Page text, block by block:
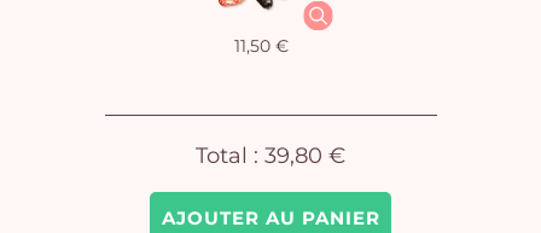
AJOUTER AU PANIER
11,50 €
Total : 39,80 €